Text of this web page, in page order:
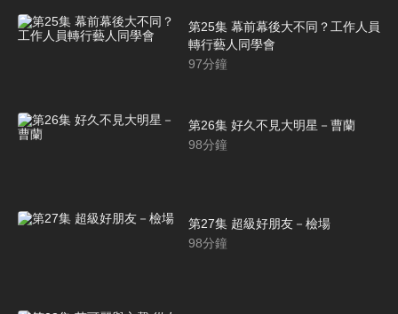
第25集 幕前幕後大不同？工作人員
轉行藝人同學會
97分鐘
第26集 好久不見大明星－曹蘭
98分鐘
第27集 超級好朋友－檢場
98分鐘